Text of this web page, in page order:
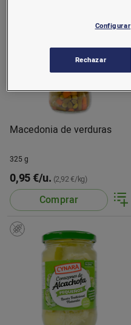
Macedonia de verduras
325 g
0,95 €/u. (2,92 €/kg)
Comprar
Configurar
Rechazar